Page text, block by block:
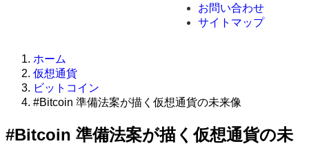
お問い合わせ
サイトマップ
ホーム
仮想通貨
ビットコイン
#Bitcoin 準備法案が描く仮想通貨の未来像
#Bitcoin 準備法案が描く仮想通貨の未